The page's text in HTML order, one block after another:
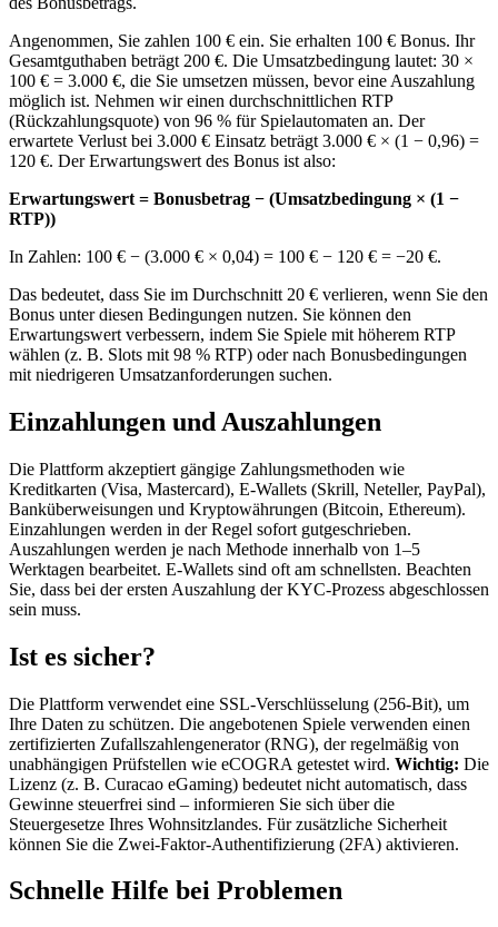
Angenommen, Sie zahlen 100 € ein. Sie erhalten 100 € Bonus. Ihr
Gesamtguthaben beträgt 200 €. Die Umsatzbedingung lautet: 30 ×
100 € = 3.000 €, die Sie umsetzen müssen, bevor eine Auszahlung
möglich ist. Nehmen wir einen durchschnittlichen RTP
(Rückzahlungsquote) von 96 % für Spielautomaten an. Der
erwartete Verlust bei 3.000 € Einsatz beträgt 3.000 € × (1 − 0,96) =
120 €. Der Erwartungswert des Bonus ist also:
Erwartungswert = Bonusbetrag − (Umsatzbedingung × (1 −
RTP))
In Zahlen: 100 € − (3.000 € × 0,04) = 100 € − 120 € = −20 €.
Das bedeutet, dass Sie im Durchschnitt 20 € verlieren, wenn Sie den
Bonus unter diesen Bedingungen nutzen. Sie können den
Erwartungswert verbessern, indem Sie Spiele mit höherem RTP
wählen (z. B. Slots mit 98 % RTP) oder nach Bonusbedingungen
mit niedrigeren Umsatzanforderungen suchen.
Einzahlungen und Auszahlungen
Die Plattform akzeptiert gängige Zahlungsmethoden wie
Kreditkarten (Visa, Mastercard), E-Wallets (Skrill, Neteller, PayPal),
Banküberweisungen und Kryptowährungen (Bitcoin, Ethereum).
Einzahlungen werden in der Regel sofort gutgeschrieben.
Auszahlungen werden je nach Methode innerhalb von 1–5
Werktagen bearbeitet. E-Wallets sind oft am schnellsten. Beachten
Sie, dass bei der ersten Auszahlung der KYC-Prozess abgeschlossen
sein muss.
Ist es sicher?
Die Plattform verwendet eine SSL-Verschlüsselung (256-Bit), um
Ihre Daten zu schützen. Die angebotenen Spiele verwenden einen
zertifizierten Zufallszahlengenerator (RNG), der regelmäßig von
unabhängigen Prüfstellen wie eCOGRA getestet wird. Wichtig: Die
Lizenz (z. B. Curacao eGaming) bedeutet nicht automatisch, dass
Gewinne steuerfrei sind – informieren Sie sich über die
Steuergesetze Ihres Wohnsitzlandes. Für zusätzliche Sicherheit
können Sie die Zwei-Faktor-Authentifizierung (2FA) aktivieren.
Schnelle Hilfe bei Problemen